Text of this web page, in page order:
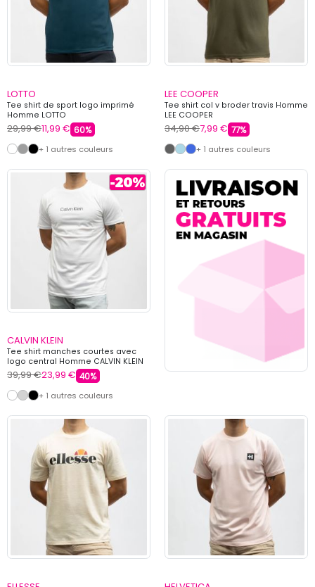
LOTTO
Tee shirt de sport logo imprimé
Homme LOTTO
29,99 €11,99 € 60%
+ 1 autres couleurs
LEE COOPER
Tee shirt col v broder travis Homme
LEE COOPER
34,90 €7,99 € 77%
+ 1 autres couleurs
CALVIN KLEIN
Tee shirt manches courtes avec
logo central Homme CALVIN KLEIN
39,99 €23,99 € 40%
+ 1 autres couleurs